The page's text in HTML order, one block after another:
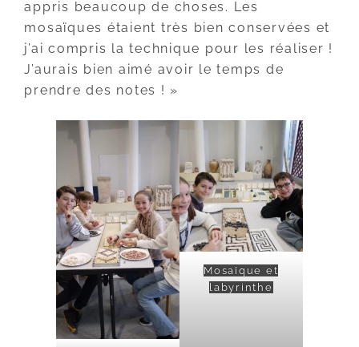
appris beaucoup de choses. Les
mosaïques étaient très bien conservées et
j’ai compris la technique pour les réaliser !
J’aurais bien aimé avoir le temps de
prendre des notes ! »
Mosaïque et
labyrinthe